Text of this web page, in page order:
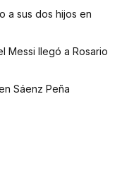
a sus dos hijos en
Messi llegó a Rosario
Sáenz Peña